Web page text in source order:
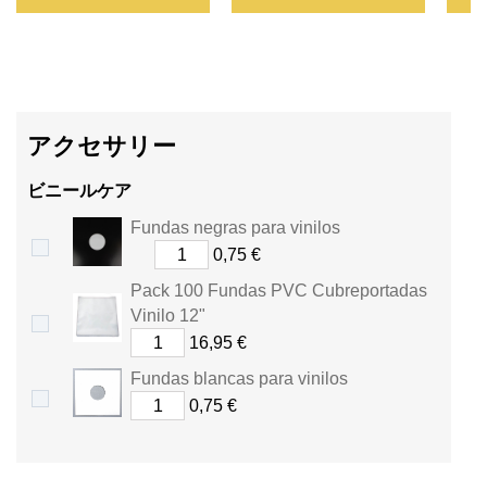
と
き
ま
す。
ト
アクセサリー
ビニールケア
Fundas negras para vinilos
0,75 €
Pack 100 Fundas PVC Cubreportadas
Vinilo 12"
16,95 €
Fundas blancas para vinilos
0,75 €